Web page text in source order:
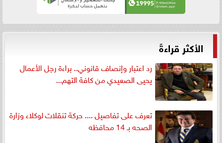
الأكثر قراءةً
رد اعتبار وإنصاف قانوني.. براءة رجل الأعمال
يحيى الصعيدي من كافة التهم...
تعرف على تفاصيل .... حركة تنقلات لوكلاء وزارة
الصحه بـ 14 محافظه